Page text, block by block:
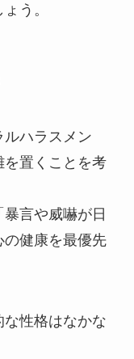
う。
ハラスメン
を置くことを考
暴言や威嚇が日
健康を最優先
性格はなかな